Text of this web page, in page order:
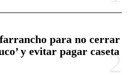
para no cerrar
y evitar pagar caseta